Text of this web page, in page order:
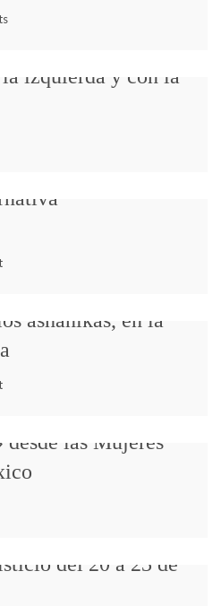
es quizás uno
persistente lucha
izquierda y con la
profesor de la
postcapitalista, con
ashánikas, en la
y el nombre
las Mujeres
del 20 a 23 de